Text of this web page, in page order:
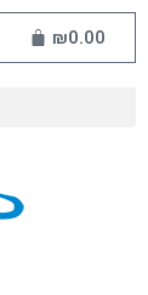
₪0.00